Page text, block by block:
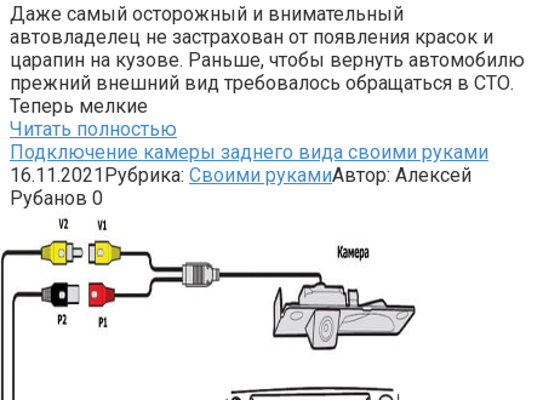
Даже самый осторожный и внимательный
автовладелец не застрахован от появления красок и
царапин на кузове. Раньше, чтобы вернуть автомобилю
прежний внешний вид требовалось обращаться в СТО.
Теперь мелкие
Читать полностью
Подключение камеры заднего вида своими руками
16.11.2021Рубрика: Своими рукамиАвтор: Алексей
Рубанов 0